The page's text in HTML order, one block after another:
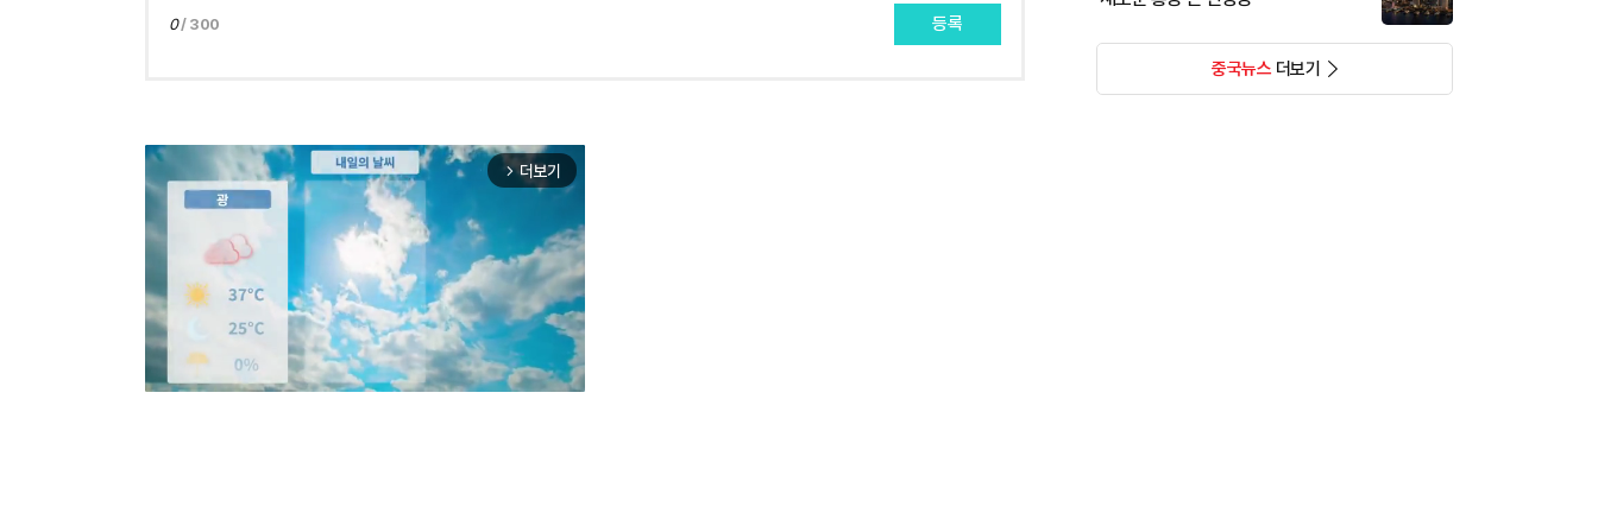
0/ 300 등록
arrow_forward_ios 더보기
중국뉴스더보기